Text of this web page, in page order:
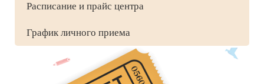
Расписание и прайс центра
График личного приема